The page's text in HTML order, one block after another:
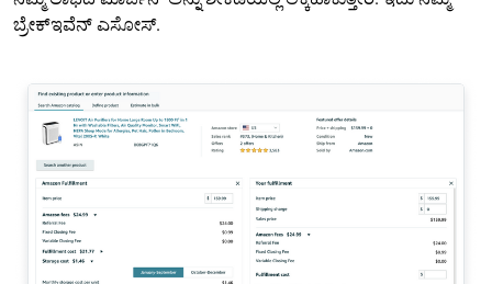
ಬ್ರೇಕ್‌ಇವೆನ್ ಎಸೋಸ್.